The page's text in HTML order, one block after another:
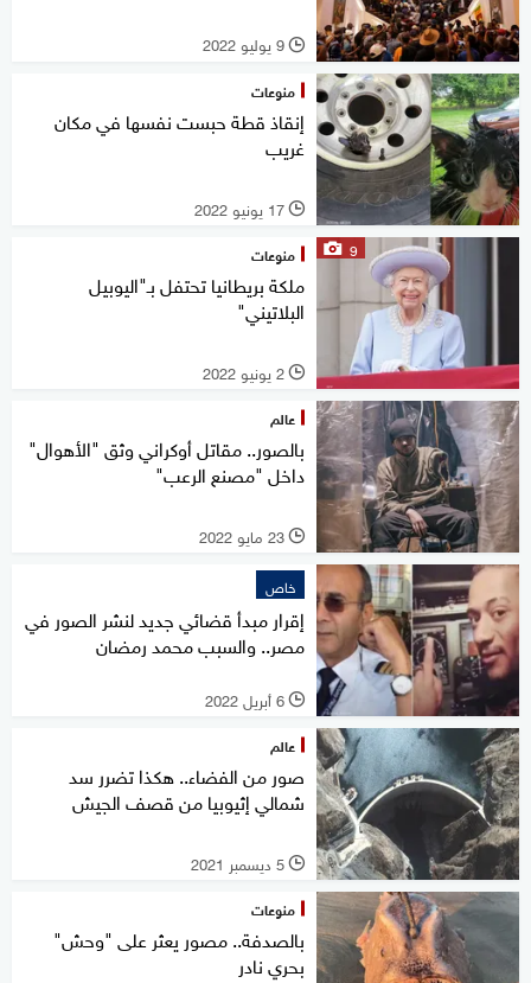
l 9 يوليو 2022
منوعات
إنقاذ قطة حبست نفسها في مكان
غريب
l 17 يونيو 2022
9 منوعات
ملكة بريطانيا تحتفل بـ"اليوبيل
البلاتيني"
l 2 يونيو 2022
عالم
بالصور.. مقاتل أوكراني وثق "الأهوال"
داخل "مصنع الرعب"
l 23 مايو 2022
خاص
إقرار مبدأ قضائي جديد لنشر الصور في
مصر.. والسبب محمد رمضان
l 6 أبريل 2022
عالم
صور من الفضاء.. هكذا تضرر سد
شمالي إثيوبيا من قصف الجيش
l 5 ديسمبر 2021
منوعات
بالصدفة.. مصور يعثر على "وحش"
بحري نادر